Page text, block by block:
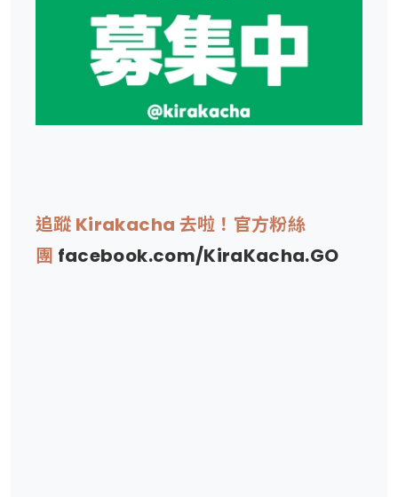
追蹤 Kirakacha 去啦！官方粉絲
團 facebook.com/KiraKacha.GO